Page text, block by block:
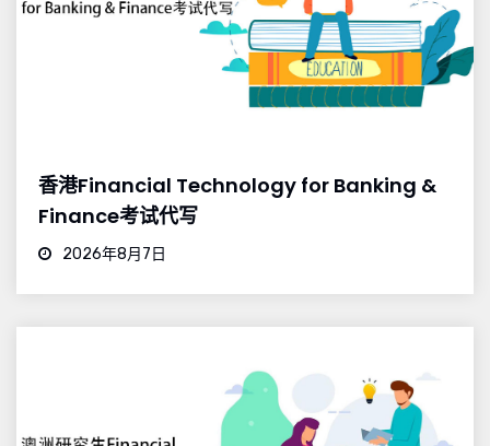
香港Financial Technology for Banking &
Finance考试代写
2026年8月7日